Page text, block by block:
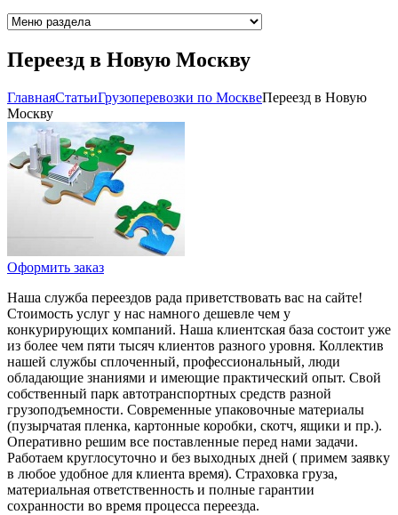
Переезд в Новую Москву
ГлавнаяCтатьиГрузоперевозки по МосквеПереезд в Новую
Москву
Оформить заказ
Наша служба переездов рада приветствовать вас на сайте!
Стоимость услуг у нас намного дешевле чем у
конкурирующих компаний. Наша клиентская база состоит уже
из более чем пяти тысяч клиентов разного уровня. Коллектив
нашей службы сплоченный, профессиональный, люди
обладающие знаниями и имеющие практический опыт. Свой
собственный парк автотранспортных средств разной
грузоподъемности. Современные упаковочные материалы
(пузырчатая пленка, картонные коробки, скотч, ящики и пр.).
Оперативно решим все поставленные перед нами задачи.
Работаем круглосуточно и без выходных дней ( примем заявку
в любое удобное для клиента время). Страховка груза,
материальная ответственность и полные гарантии
сохранности во время процесса переезда.